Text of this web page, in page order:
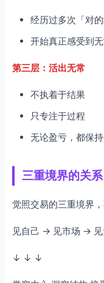
经历过多次「对的
开始真正感受到
第三层：活出无常
不执着于结果
只专注于过程
无论盈亏，都保
三重境界的关系
觉照交易的三重境界
见自己 → 见市场 → 见
↓ ↓ ↓